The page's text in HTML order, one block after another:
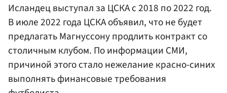
Исландец выступал за ЦСКА с 2018 по 2022 год.
В июле 2022 года ЦСКА объявил, что не будет
предлагать Магнуссону продлить контракт со
столичным клубом. По информации СМИ,
причиной этого стало нежелание красно-синих
выполнять финансовые требования